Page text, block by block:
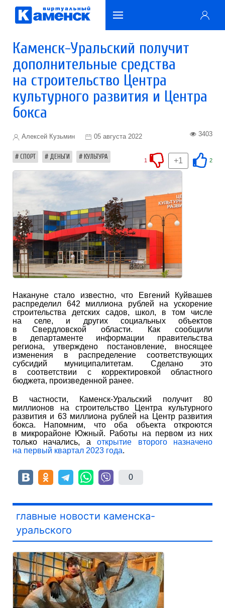
Каменск-Уральский получит
дополнительные средства
на строительство Центра
культурного развития и Центра
бокса
Алексей Кузьмин 05 августа 2022 3403
СПОРТ ДЕНЬГИ КУЛЬТУРА 2
+1
1
Накануне стало известно, что Евгений Куйвашев
распределил 642 миллиона рублей на ускорение
строительства детских садов, школ, в том числе
на селе, и других социальных объектов
в Свердловской области. Как сообщили
в департаменте информации правительства
региона, утверждено постановление, вносящее
изменения в распределение соответствующих
субсидий муниципалитетам. Сделано это
в соответствии с корректировкой областного
бюджета, произведенной ранее.
В частности, Каменск-Уральский получит 80
миллионов на строительство Центра культурного
развития и 63 миллиона рублей на Центр развития
бокса. Напомним, что оба объекта откроются
в микрорайоне Южный. Работы на первом из них
только начались, аоткрытие второго назначено
на первый квартал 2023 года.
0
главные новости каменска-
уральского